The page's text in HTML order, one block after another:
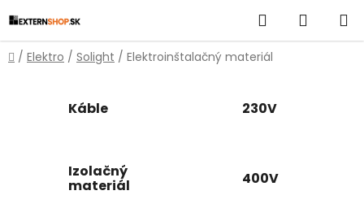
na
obsah
Hľadať
KOŠÍK
Domov
/ Elektro / Solight / Elektroinštalačný materiál
Káble 230V
Izolačný
materiál 400V